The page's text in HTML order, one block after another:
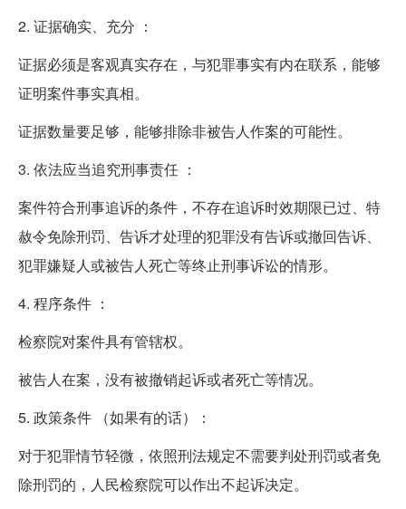
2. 证据确实、充分 ：
证据必须是客观真实存在，与犯罪事实有内在联系，能够
证明案件事实真相。
证据数量要足够，能够排除非被告人作案的可能性。
3. 依法应当追究刑事责任 ：
案件符合刑事追诉的条件，不存在追诉时效期限已过、特
赦令免除刑罚、告诉才处理的犯罪没有告诉或撤回告诉、
犯罪嫌疑人或被告人死亡等终止刑事诉讼的情形。
4. 程序条件 ：
检察院对案件具有管辖权。
被告人在案，没有被撤销起诉或者死亡等情况。
5. 政策条件 （如果有的话）：
对于犯罪情节轻微，依照刑法规定不需要判处刑罚或者免
除刑罚的，人民检察院可以作出不起诉决定。